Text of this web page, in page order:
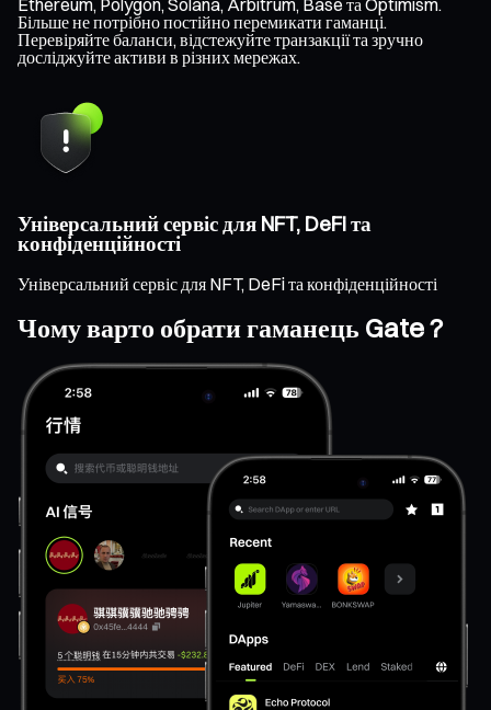
Більше не потрібно постійно перемикати гаманці.
Перевіряйте баланси, відстежуйте транзакції та зручно
досліджуйте активи в різних мережах.
Універсальний сервіс для NFT, DeFi та
конфіденційності
Універсальний сервіс для NFT, DeFi та конфіденційності
Чому варто обрати гаманець Gate ?